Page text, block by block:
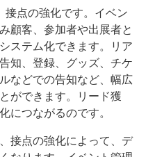
点の強化です。イベン
顧客、参加者や出展者と
ステム化できます。リア
知、登録、グッズ、チケ
などでの告知など、幅広
ができます。リード獲
につながるのです。
接点の強化によって、デ